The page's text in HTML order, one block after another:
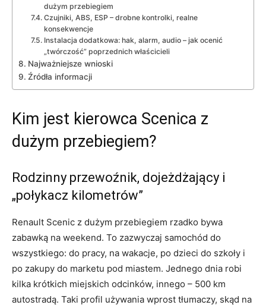
dużym przebiegiem
Czujniki, ABS, ESP – drobne kontrolki, realne
konsekwencje
Instalacja dodatkowa: hak, alarm, audio – jak ocenić
„twórczość” poprzednich właścicieli
Najważniejsze wnioski
Źródła informacji
Kim jest kierowca Scenica z
dużym przebiegiem?
Rodzinny przewoźnik, dojeżdżający i
„połykacz kilometrów”
Renault Scenic z dużym przebiegiem rzadko bywa
zabawką na weekend. To zazwyczaj samochód do
wszystkiego: do pracy, na wakacje, po dzieci do szkoły i
po zakupy do marketu pod miastem. Jednego dnia robi
kilka krótkich miejskich odcinków, innego – 500 km
autostradą. Taki profil używania wprost tłumaczy, skąd na